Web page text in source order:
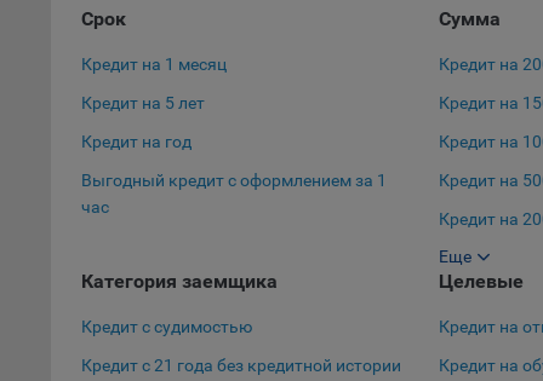
для
9.5.
Срок
Кредит на 1 месяц
Кредит на 5 лет
Кредит на год
Выгодный кредит с оформлением за 1
час
Сумма
Кредит на
Кредит на
Кредит на
Кредит на
Кредит на
Кредит на
Еще
Категория заемщика
Кредит с судимостью
Кредит с 21 года без кредитной истории
Целевые
Кредит на
Кредит на